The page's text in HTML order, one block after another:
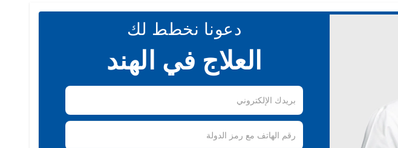
دعونا نخطط لك
العلاج في الهند